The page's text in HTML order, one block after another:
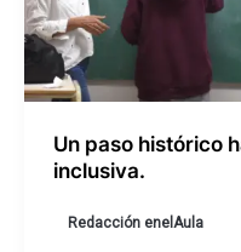
Un paso histórico
inclusiva.
Redacción enelAula